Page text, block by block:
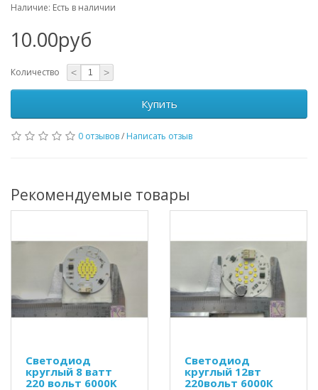
Наличие: Есть в наличии
10.00руб
Количество < >
Купить
0 отзывов/ Написать отзыв
Рекомендуемые товары
Светодиод
круглый 8 ватт
220 вольт 6000K
Светодиод
круглый 12вт
220вольт 6000К